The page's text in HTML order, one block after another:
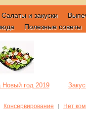
Салаты и закуски
Полезные советы
Новый год 2019
Консервирование Нет